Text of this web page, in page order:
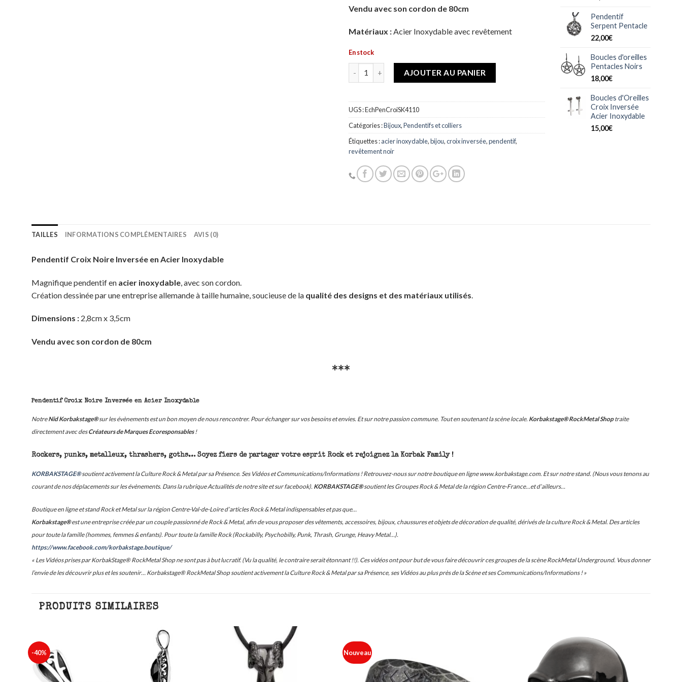
Vendu avec son cordon de 80cm
Matériaux :Acier Inoxydable avec revêtement
En stock
Quantité AJOUTER AU PANIER
UGS :EchPenCroiSK4110
Catégories :Bijoux,Pendentifs et colliers
Étiquettes :acier inoxydable,bijou,croix inversée,pendentif,
revêtement noir
Pendentif
Serpent Pentacle
22,00€
Boucles d'oreilles
Pentacles Noirs
18,00€
Boucles d'Oreilles
Croix Inversée
Acier Inoxydable
15,00€
TAILLES INFORMATIONS COMPLÉMENTAIRES AVIS (0)
Pendentif Croix Noire Inversée en Acier Inoxydable
Magnifique pendentif en acier inoxydable , avec son cordon.
Création dessinée par une entreprise allemande à taille humaine, soucieuse de la qualité des designs et des matériaux utilisés
Dimensions : 2,8cm x 3,5cm
Vendu avec son cordon de 80cm
***
Pendentif Croix Noire Inversée en Acier Inoxydable
NotreNid Korbakstage®sur les évènements est un bon moyen de nous rencontrer. Pour échanger sur vos besoins et envies. Et sur notre passion commune. Tout en soutenant la scène locale. Korbakstage® RockMetal Shoptraite
directement avec desCréateurs de Marques Ecoresponsables!
Rockers, punks, metalleux, thrashers, goths… Soyez fiers de partager votre esprit Rock et rejoignez la Korbak Family !
KORBAKSTAGE®soutient activement la Culture Rock & Metal par sa Présence. Ses Vidéos et Communications/Informations ! Retrouvez-nous sur notre boutique en ligne www.korbakstage.com. Et sur notre stand. (Nous vous tenons au
courant de nos déplacements sur les évènements. Dans la rubrique Actualités de notre site et sur facebook). KORBAKSTAGE®soutient les Groupes Rock & Metal de la région Centre-France…et d’ailleurs…
Boutique en ligne et stand Rock et Metal sur la région Centre-Val-de-Loire d’articles Rock & Metal indispensables et pas que…
Korbakstage®est une entreprise créée par un couple passionné de Rock & Metal, afin de vous proposer des vêtements, accessoires, bijoux, chaussures et objets de décoration de qualité, dérivés de la culture Rock & Metal. Des articles
pour toute la famille (hommes, femmes & enfants). Pour toute la famille Rock (Rockabilly, Psychobilly, Punk, Thrash, Grunge, Heavy Metal…).
https://www.facebook.com/korbakstage.boutique/
« Les Vidéos prises par KorbakStage® RockMetal Shop ne sont pas à but lucratif. (Vu la qualité, le contraire serait étonnant !!). Ces vidéos ont pour but de vous faire découvrir ces groupes de la scène RockMetal Underground. Vous donner
l’envie de les découvrir plus et les soutenir… Korbakstage® RockMetal Shop soutient activement la Culture Rock & Metal par sa Présence, ses Vidéos au plus près de la Scène et ses Communications/Informations ! »
PRODUITS SIMILAIRES
-40%
Ajouter
à ma
liste
Nouveau